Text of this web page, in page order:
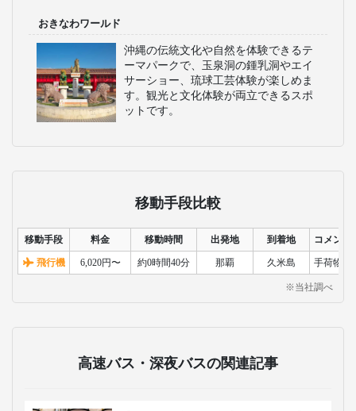
おきなわワールド
沖縄の伝統文化や自然を体験できるテ
ーマパークで、玉泉洞の鍾乳洞やエイ
サーショー、琉球工芸体験が楽しめま
す。観光と文化体験が両立できるスポ
ットです。
移動手段比較
移動手段 料金 移動時間 出発地 到着地 コメント
飛行機 6,020円〜 約0時間40分 那覇 久米島 手荷物検
※当社調べ
高速バス・深夜バスの関連記事